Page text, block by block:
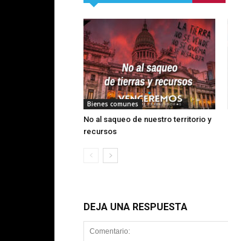
Bienes comunes
No al saqueo de nuestro territorio y
recursos
DEJA UNA RESPUESTA